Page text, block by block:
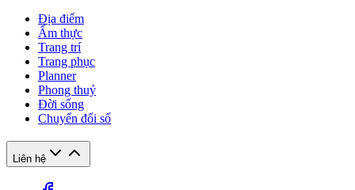
Địa điểm
Ẩm thực
Trang trí
Trang phục
Planner
Phong thuỷ
Đời sống
Chuyển đổi số
Liên hệ